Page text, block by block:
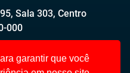
Sala 303, Centro
000
garantir que você